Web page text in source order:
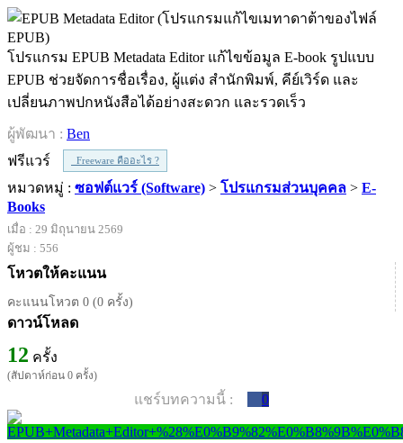
โปรแกรม EPUB Metadata Editor แก้ไขข้อมูล E-book รูปแบบ
EPUB ช่วยจัดการชื่อเรื่อง, ผู้แต่ง สำนักพิมพ์, คีย์เวิร์ด และ
เปลี่ยนภาพปกหนังสือได้อย่างสะดวก และรวดเร็ว
ผู้พัฒนา : Ben
ฟรีแวร์
Freeware คืออะไร ?
หมวดหมู่ : ซอฟต์แวร์ (Software) > โปรแกรมส่วนบุคคล > E-
Books
เมื่อ : 29 มิถุนายน 2569
ผู้ชม : 556
โหวตให้คะแนน
คะแนนโหวต 0 (0 ครั้ง)
ดาวน์โหลด
12 ครั้ง
(สัปดาห์ก่อน 0 ครั้ง)
แชร์บทความนี้ : 0